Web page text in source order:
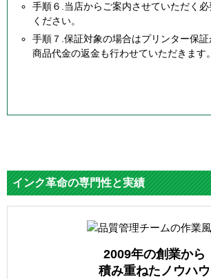
手順６.当店からご案内させていただく
ください。
手順７.保証対象の場合はプリンター保証
商品代金の返金も行わせていただきます。
インク革命の専門性と実績
2009年の創業から
積み重ねたノウハウ